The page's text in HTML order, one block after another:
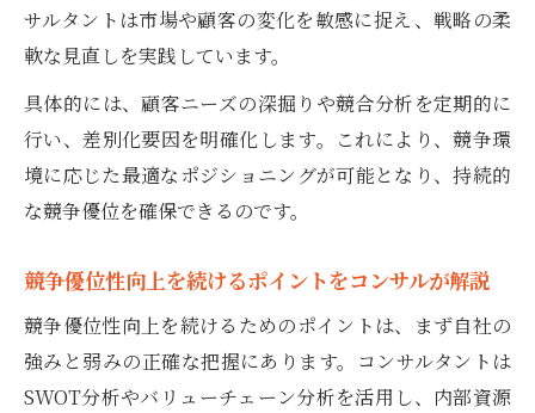
サルタントは市場や顧客の変化を敏感に捉え、戦略の柔
軟な見直しを実践しています。
具体的には、顧客ニーズの深掘りや競合分析を定期的に
行い、差別化要因を明確化します。これにより、競争環
境に応じた最適なポジショニングが可能となり、持続的
な競争優位を確保できるのです。
競争優位性向上を続けるポイントをコンサルが解説
競争優位性向上を続けるためのポイントは、まず自社の
強みと弱みの正確な把握にあります。コンサルタントは
SWOT分析やバリューチェーン分析を活用し、内部資源